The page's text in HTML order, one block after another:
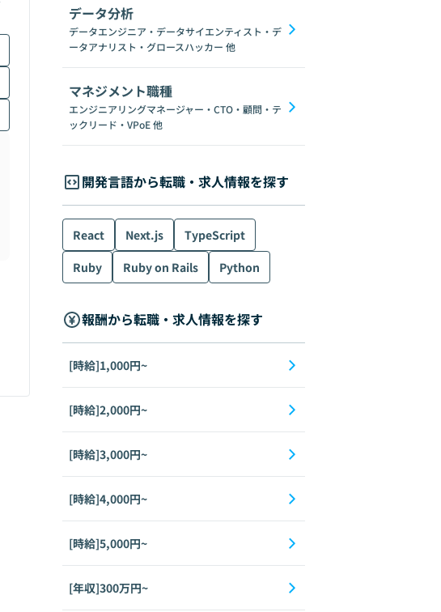
データ分析
データエンジニア・データサイエンティスト・デ
ータアナリスト・グロースハッカー 他
マネジメント職種
エンジニアリングマネージャー・CTO・顧問・テ
ックリード・VPoE他
開発言語から転職・求人情報を探す
React Next.js
TypeScript
Ruby
Ruby on Rails Python
報酬から転職・求人情報を探す
[時給]1,000円~
[時給]2,000円~
[時給]3,000円~
[時給]4,000円~
[時給]5,000円~
[年収]300万円~